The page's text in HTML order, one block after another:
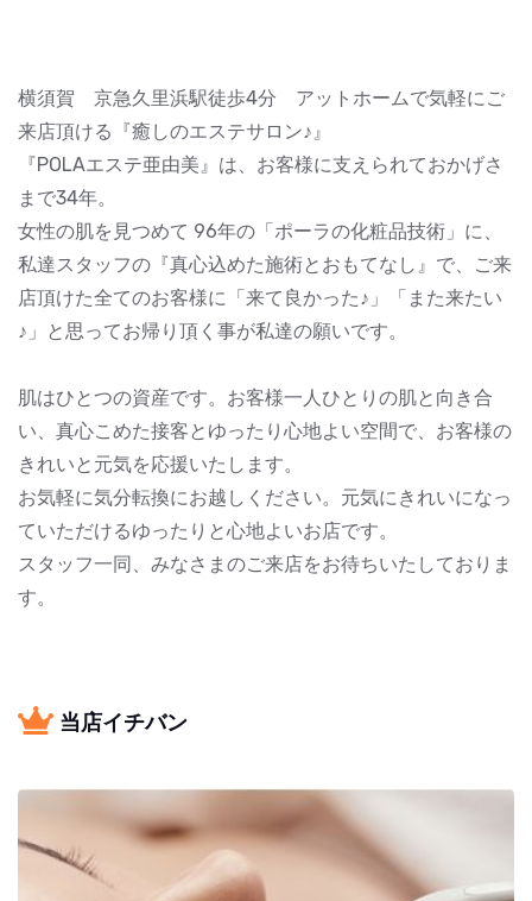
横須賀 京急久里浜駅徒歩4分 アットホームで気軽にご
来店頂ける『癒しのエステサロン♪』
『POLAエステ亜由美』は、お客様に支えられておかげさ
まで34年。
女性の肌を見つめて 96年の「ポーラの化粧品技術」に、
私達スタッフの『真心込めた施術とおもてなし』で、ご来
店頂けた全てのお客様に「来て良かった♪」「また来たい
♪」と思ってお帰り頂く事が私達の願いです。
肌はひとつの資産です。お客様一人ひとりの肌と向き合
い、真心こめた接客とゆったり心地よい空間で、お客様の
きれいと元気を応援いたします。
お気軽に気分転換にお越しください。元気にきれいになっ
ていただけるゆったりと心地よいお店です。
スタッフ一同、みなさまのご来店をお待ちいたしておりま
す。
当店イチバン